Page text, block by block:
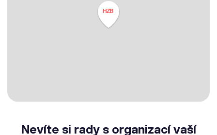
HZB
Nevíte si rady s organizací vaší